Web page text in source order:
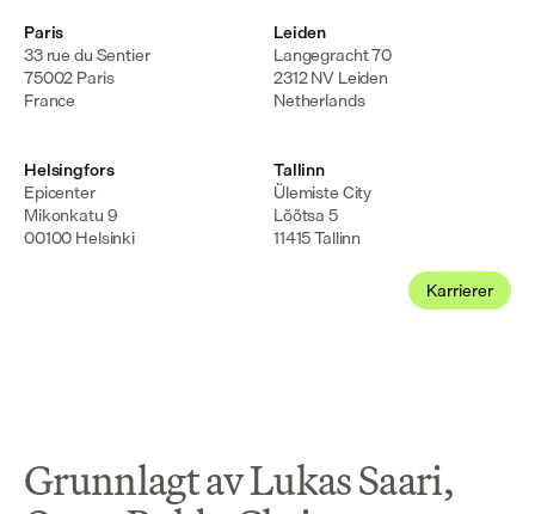
Karrierer
Paris
33 rue du Sentier
75002 Paris
France
Leiden
Langegracht 70
2312 NV Leiden
Netherlands
Helsingfors
Epicenter
Mikonkatu 9
00100 Helsinki
Tallinn
Ülemiste City
Lõõtsa 5
11415 Tallinn
Grunnlagt av Lukas Saari,